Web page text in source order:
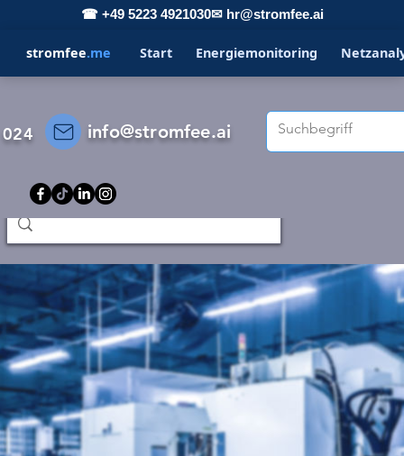
☎ +49 5223 4921030✉ hr@stromfee.ai
stromfee.me Start Energiemonitoring
info@stromfee.ai